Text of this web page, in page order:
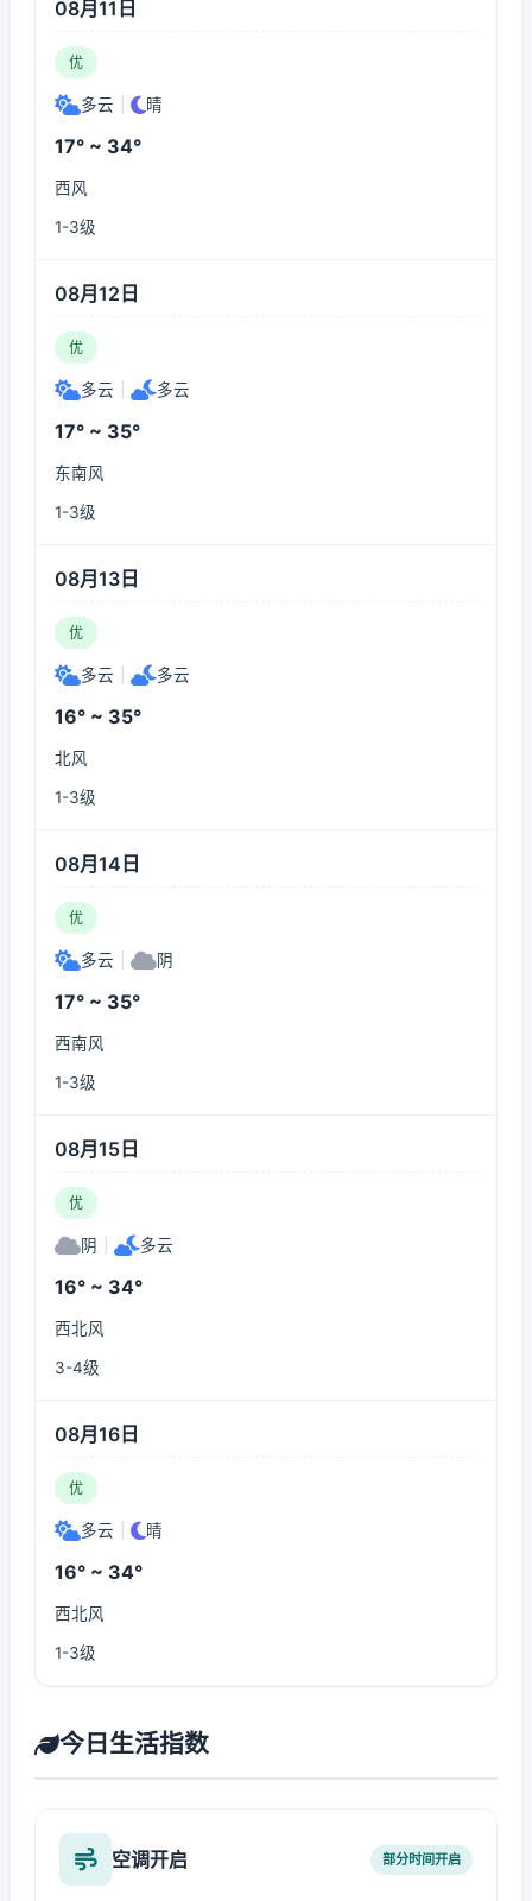
08月11日
优
多云 晴
17° ~ 34°
西风
1-3级
08月12日
优
多云 多云
17° ~ 35°
东南风
1-3级
08月13日
优
多云 多云
16° ~ 35°
北风
1-3级
08月14日
优
多云 阴
17° ~ 35°
西南风
1-3级
08月15日
优
阴 多云
16° ~ 34°
西北风
3-4级
08月16日
优
多云 晴
16° ~ 34°
西北风
1-3级
今日生活指数
空调开启 部分时间开启